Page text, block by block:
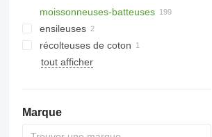
moissonneuses-batteuses
ensileuses
récolteuses de coton
tout afficher
Marque